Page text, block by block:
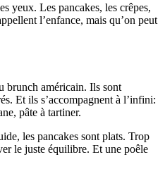
yeux. Les pancakes, les crêpes,
l’enfance, mais qu’on peut
brunch américain. Ils sont
Et ils s’accompagnent à l’infini:
pâte à tartiner.
les pancakes sont plats. Trop
le juste équilibre. Et une poêle